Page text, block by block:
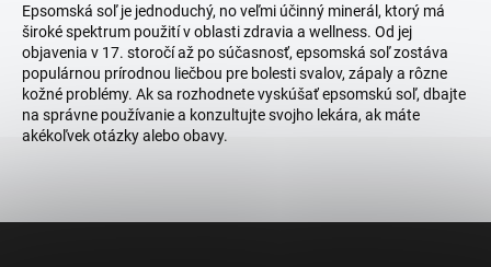
Epsomská soľ je jednoduchý, no veľmi účinný minerál, ktorý má
široké spektrum použití v oblasti zdravia a wellness. Od jej
objavenia v 17. storočí až po súčasnosť, epsomská soľ zostáva
populárnou prírodnou liečbou pre bolesti svalov, zápaly a rôzne
kožné problémy. Ak sa rozhodnete vyskúšať epsomskú soľ, dbajte
na správne používanie a konzultujte svojho lekára, ak máte
akékoľvek otázky alebo obavy.